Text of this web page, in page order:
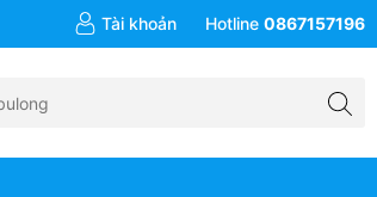
Tài khoản Hotline 0867157196